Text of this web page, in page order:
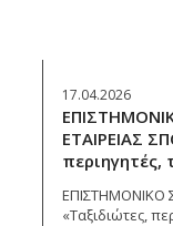
17.04.2026
ΕΤΑΙΡΕΙΑΣ
περιηγητές,
ΕΠΙΣΤΗΜΟΝΙΚΟ
«Ταξιδιώτες,